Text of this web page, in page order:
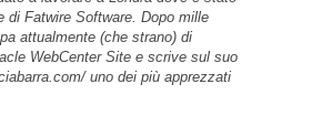
uno dei più
sull